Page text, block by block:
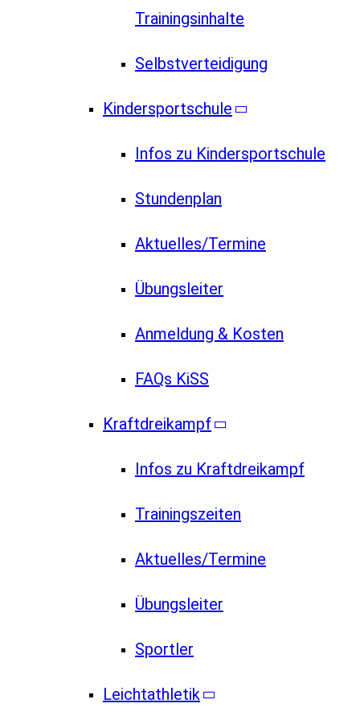
Trainingsinhalte
Selbstverteidigung
Kindersportschule
Infos zu Kindersportschule
Stundenplan
Aktuelles/Termine
Übungsleiter
Anmeldung & Kosten
FAQs KiSS
Kraftdreikampf
Infos zu Kraftdreikampf
Trainingszeiten
Aktuelles/Termine
Übungsleiter
Sportler
Leichtathletik